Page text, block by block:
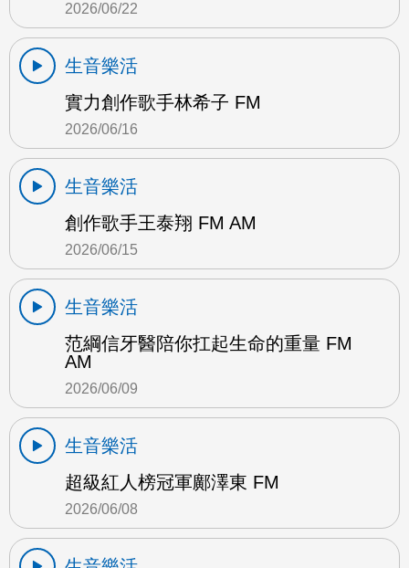
2026/06/22
生音樂活
實力創作歌手林希子 FM
2026/06/16
生音樂活
創作歌手王泰翔 FM AM
2026/06/15
生音樂活
范綱信牙醫陪你扛起生命的重量 FM
AM
2026/06/09
生音樂活
超級紅人榜冠軍鄺澤東 FM
2026/06/08